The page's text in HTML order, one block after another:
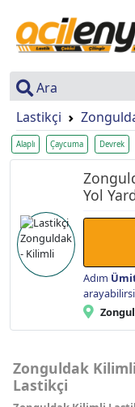
Ara
Lastikçi
Alaplı Çaycuma Devrek
Yol
Adım
Zonguldak
Lastikçi